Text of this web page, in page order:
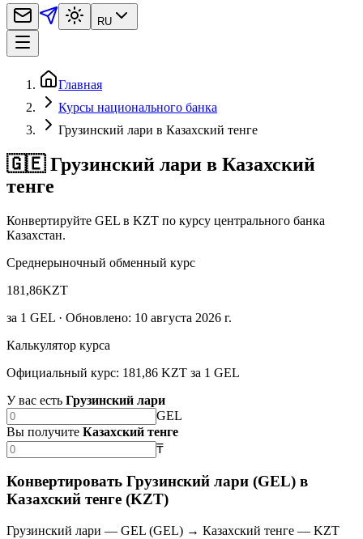
RU
Главная
Курсы национального банка
Грузинский лари в Казахский тенге
🇬🇪 Грузинский лари в Казахский
тенге
Конвертируйте GEL в KZT по курсу центрального банка
Казахстан.
Среднерыночный обменный курс
181,86KZT
за 1 GEL · Обновлено: 10 августа 2026 г.
Калькулятор курса
Официальный курс: 181,86 KZT за 1 GEL
У вас есть Грузинский лари
GEL
Вы получите Казахский тенге
₸
Конвертировать Грузинский лари (GEL) в
Казахский тенге (KZT)
Грузинский лари — GEL (GEL) → Казахский тенге — KZT